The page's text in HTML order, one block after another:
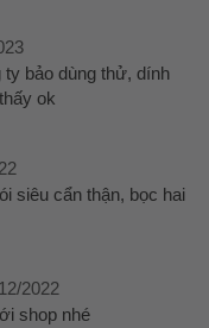
bảo dùng thử, dính
ok
siêu cẩn thận, bọc hai
2022
shop nhé